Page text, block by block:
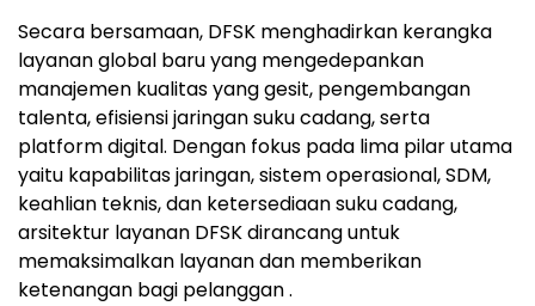
Secara bersamaan, DFSK menghadirkan kerangka
layanan global baru yang mengedepankan
manajemen kualitas yang gesit, pengembangan
talenta, efisiensi jaringan suku cadang, serta
platform digital. Dengan fokus pada lima pilar utama
yaitu kapabilitas jaringan, sistem operasional, SDM,
keahlian teknis, dan ketersediaan suku cadang,
arsitektur layanan DFSK dirancang untuk
memaksimalkan layanan dan memberikan
ketenangan bagi pelanggan .